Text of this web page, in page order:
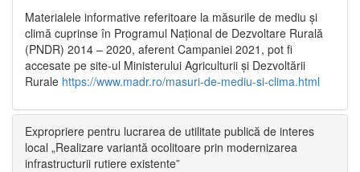
Materialele informative referitoare la măsurile de mediu și
climă cuprinse în Programul Național de Dezvoltare Rurală
(PNDR) 2014 – 2020, aferent Campaniei 2021, pot fi
accesate pe site-ul Ministerului Agriculturii și Dezvoltării
Rurale https://www.madr.ro/masuri-de-mediu-si-clima.html
Expropriere pentru lucrarea de utilitate publică de interes
local „Realizare variantă ocolitoare prin modernizarea
infrastructurii rutiere existente”